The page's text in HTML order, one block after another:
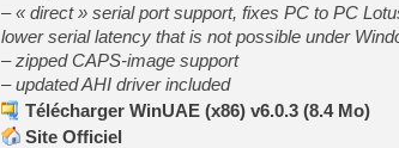
– « direct » serial port support, fixes PC to PC
lower serial latency that is not possible under
– zipped CAPS-image support
– updated AHI driver included
Télécharger WinUAE (x86) v6.0.3 (8.4 Mo)
Site Officiel